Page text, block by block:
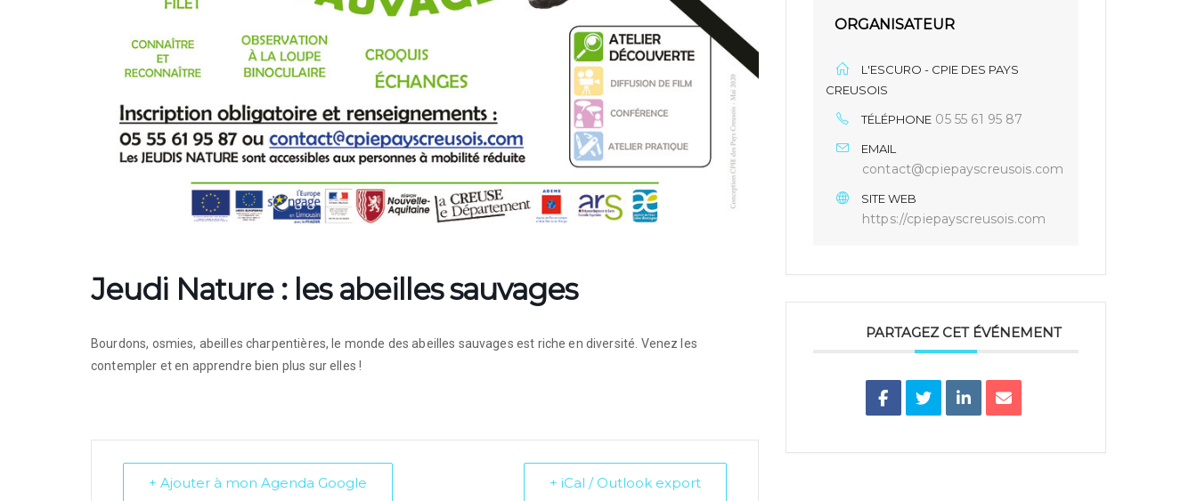
Jeudi Nature : les abeilles sauvages
Bourdons, osmies, abeilles charpentières, le monde des abeilles sauvages est riche en diversité. Venez les
contempler et en apprendre bien plus sur elles !
+ Ajouter à mon Agenda Google + iCal / Outlook export
ORGANISATEUR
L'ESCURO - CPIE DES PAYS
CREUSOIS
TÉLÉPHONE 05 55 61 95 87
EMAIL
contact@cpiepayscreusois.com
SITE WEB
https://cpiepayscreusois.com
PARTAGEZ CET ÉVÉNEMENT